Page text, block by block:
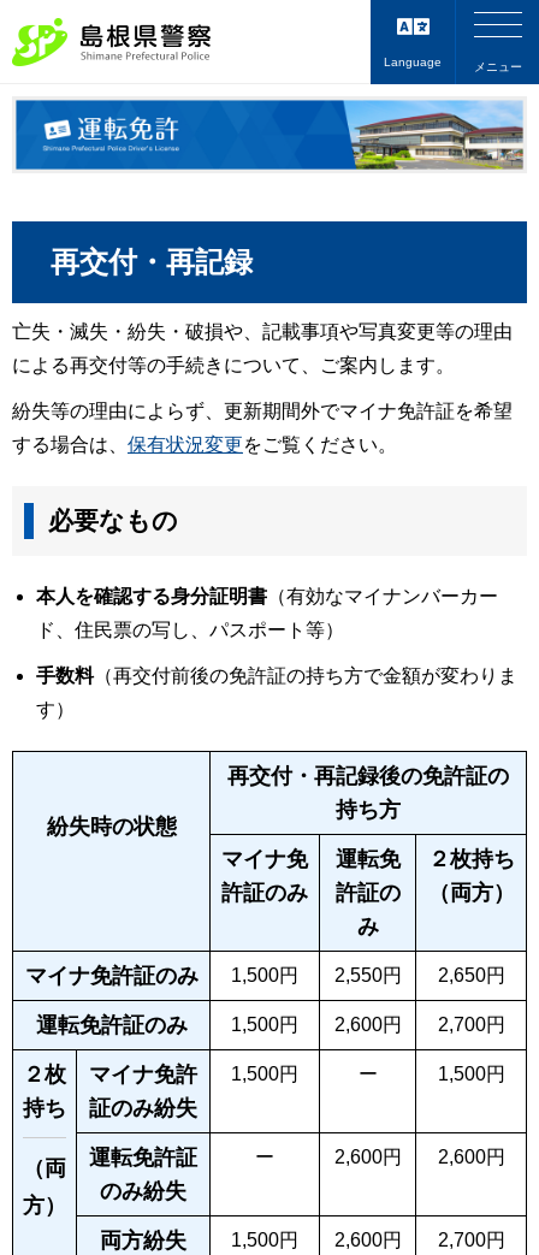
Language メニュー
再交付・再記録
亡失・滅失・紛失・破損や、記載事項や写真変更等の理由
による再交付等の手続きについて、ご案内します。
紛失等の理由によらず、更新期間外でマイナ免許証を希望
する場合は、 保有状況変更をご覧ください。
必要なもの
本人を確認する身分証明書 （有効なマイナンバーカー
ド、住民票の写し、パスポート等）
手数料（再交付前後の免許証の持ち方で金額が変わりま
す）
再交付・再記録手数料
紛失時の状態
再交付・再記録後の免許証の
持ち方
マイナ免
許証のみ
運転免
許証の
み
２枚持ち
（両方）
マイナ免許証のみ 1,500円 2,550円 2,650円
運転免許証のみ 1,500円 2,600円 2,700円
２枚
持ち
（両
方）
マイナ免許
証のみ紛失
1,500円 ー 1,500円
運転免許証
のみ紛失
ー 2,600円 2,600円
両方紛失 1,500円 2,600円 2,700円